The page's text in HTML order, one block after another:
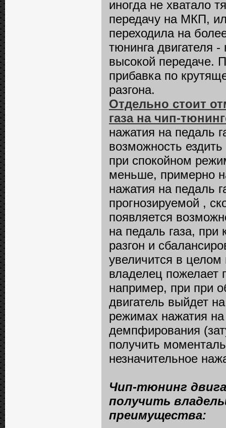
иногда не хватало
передачу на МКП,
переходила на
тюнинга двигателя
высокой передаче.
прибавка по
разгона.
Отдельно стоит
газа на чип-
нажатия на педаль
возможность
при спокойном
меньше, примерно
нажатия на педаль
прогнозируемой ,
появляется
на педаль газа,
разгон и
увеличится в
владелец пожелает
например, при при
двигатель выйдет
режимах нажатия
демпфирования
получить
незначительное
Чип-тюнинг
получить
преимущества: